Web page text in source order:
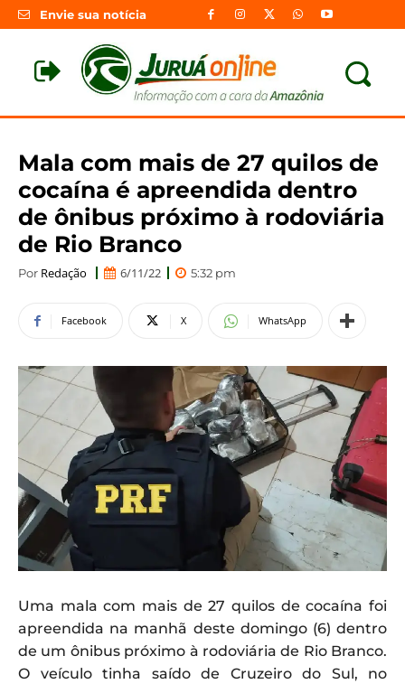
Envie sua notícia
Mala com mais de 27 quilos de
cocaína é apreendida dentro
de ônibus próximo à rodoviária
de Rio Branco
Por Redação 6/11/22 5:32 pm
Facebook X WhatsApp
Uma mala com mais de 27 quilos de cocaína foi
apreendida na manhã deste domingo (6) dentro
de um ônibus próximo à rodoviária de Rio Branco.
O veículo tinha saído de Cruzeiro do Sul, no